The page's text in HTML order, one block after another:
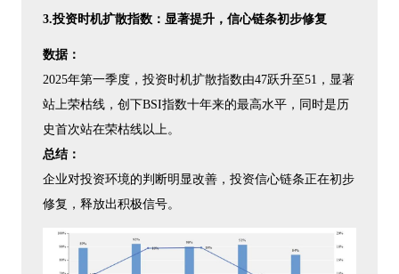
3.投资时机扩散指数：显著提升，信心链条初步修复
数据：
2025年第一季度，投资时机扩散指数由47跃升至51，显著
站上荣枯线，创下BSI指数十年来的最高水平，同时是历
史首次站在荣枯线以上。
总结：
企业对投资环境的判断明显改善，投资信心链条正在初步
修复，释放出积极信号。